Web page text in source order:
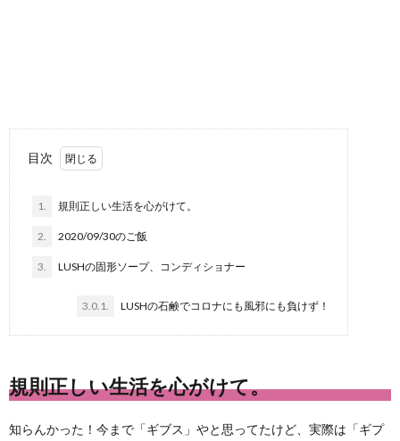
目次
1. 規則正しい生活を心がけて。
2. 2020/09/30のご飯
3. LUSHの固形ソープ、コンディショナー
3.0.1. LUSHの石鹸でコロナにも風邪にも負けず！
規則正しい生活を心がけて。
知らんかった！今まで「ギブス」やと思ってたけど、実際は「ギプ